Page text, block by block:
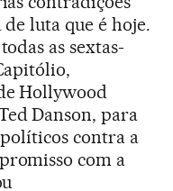
luta que é hoje.
as sextas-
Hollywood
Danson, para
contra a
com a